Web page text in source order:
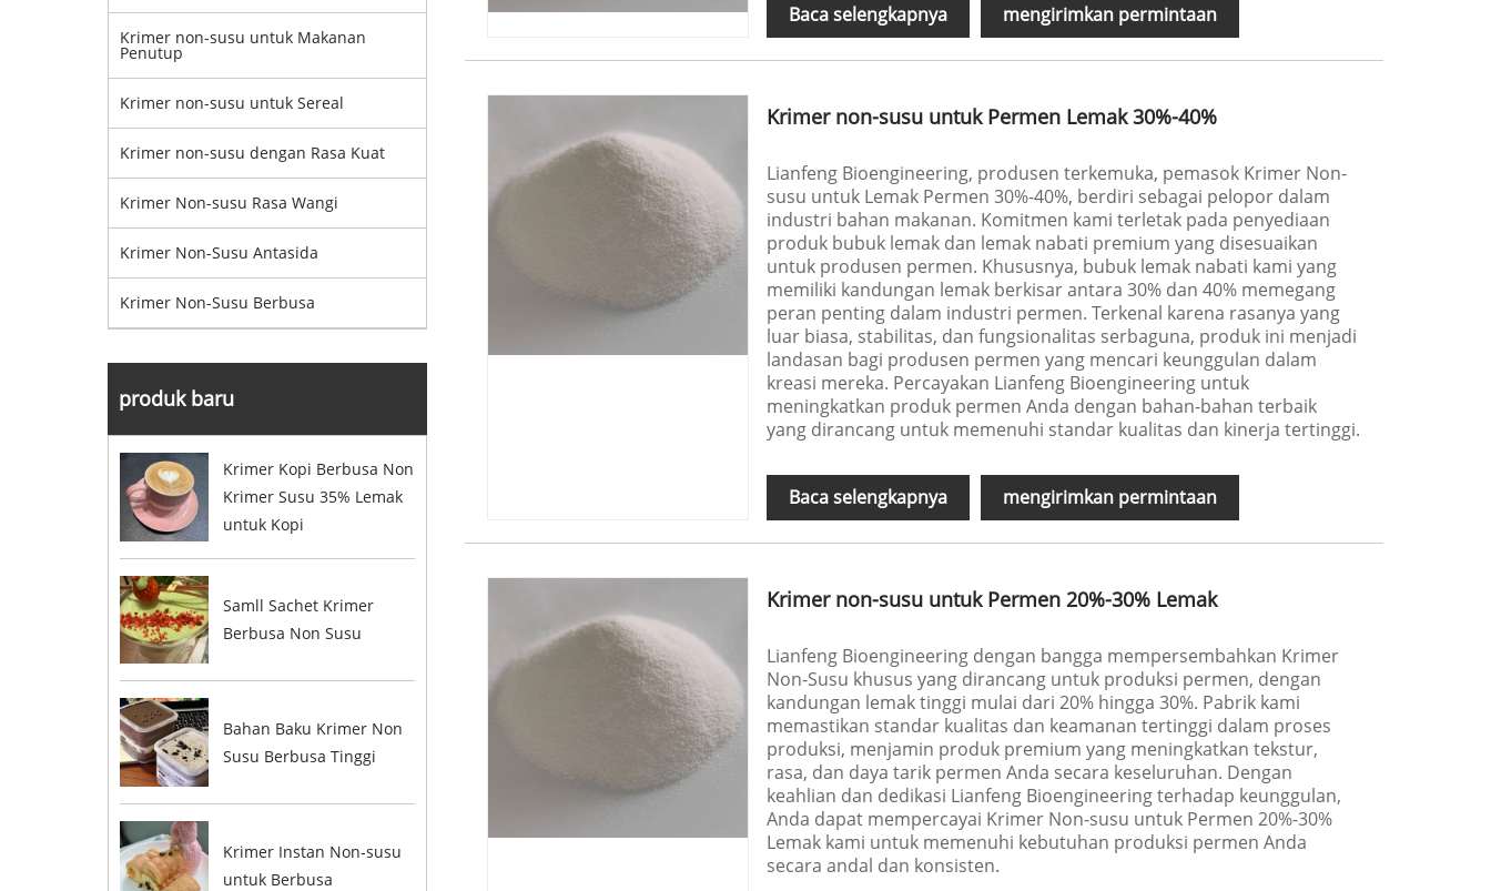
Krimer non-susu untuk Makanan
Penutup
Krimer non-susu untuk Sereal
Krimer non-susu dengan Rasa Kuat
Krimer Non-susu Rasa Wangi
Krimer Non-Susu Antasida
Krimer Non-Susu Berbusa
produk baru
Krimer Kopi Berbusa Non
Krimer Susu 35% Lemak
untuk Kopi
Samll Sachet Krimer
Berbusa Non Susu
Bahan Baku Krimer Non
Susu Berbusa Tinggi
Krimer Instan Non-susu
untuk Berbusa
Baca selengkapnya mengirimkan permintaan
Krimer non-susu untuk Permen Lemak 30%-40%
Lianfeng Bioengineering, produsen terkemuka, pemasok Krimer Non-
susu untuk Lemak Permen 30%-40%, berdiri sebagai pelopor dalam
industri bahan makanan. Komitmen kami terletak pada penyediaan
produk bubuk lemak dan lemak nabati premium yang disesuaikan
untuk produsen permen. Khususnya, bubuk lemak nabati kami yang
memiliki kandungan lemak berkisar antara 30% dan 40% memegang
peran penting dalam industri permen. Terkenal karena rasanya yang
luar biasa, stabilitas, dan fungsionalitas serbaguna, produk ini menjadi
landasan bagi produsen permen yang mencari keunggulan dalam
kreasi mereka. Percayakan Lianfeng Bioengineering untuk
meningkatkan produk permen Anda dengan bahan-bahan terbaik
yang dirancang untuk memenuhi standar kualitas dan kinerja tertinggi.
Baca selengkapnya mengirimkan permintaan
Krimer non-susu untuk Permen 20%-30% Lemak
Lianfeng Bioengineering dengan bangga mempersembahkan Krimer
Non-Susu khusus yang dirancang untuk produksi permen, dengan
kandungan lemak tinggi mulai dari 20% hingga 30%. Pabrik kami
memastikan standar kualitas dan keamanan tertinggi dalam proses
produksi, menjamin produk premium yang meningkatkan tekstur,
rasa, dan daya tarik permen Anda secara keseluruhan. Dengan
keahlian dan dedikasi Lianfeng Bioengineering terhadap keunggulan,
Anda dapat mempercayai Krimer Non-susu untuk Permen 20%-30%
Lemak kami untuk memenuhi kebutuhan produksi permen Anda
secara andal dan konsisten.